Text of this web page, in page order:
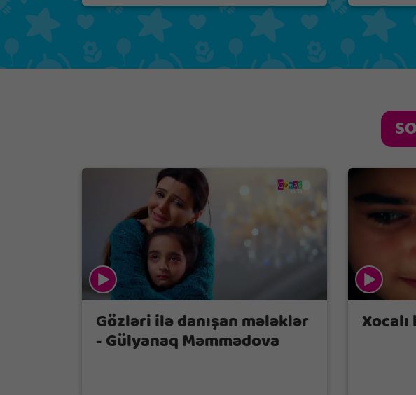
Gözləri ilə danışan mələklər
- Gülyanaq Məmmədova